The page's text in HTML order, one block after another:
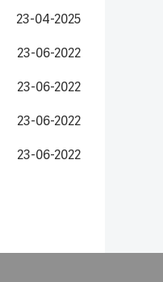
23-04-2025
23-06-2022
23-06-2022
23-06-2022
23-06-2022